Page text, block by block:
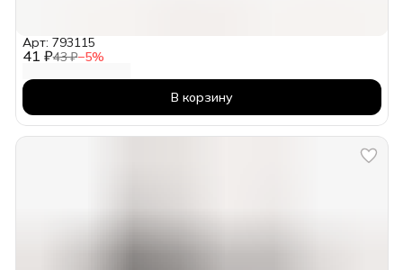
41 ₽43 ₽−5%
Арт: 793115
В корзину